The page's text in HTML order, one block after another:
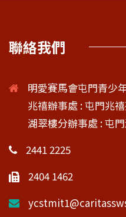
聯絡我們
明愛賽馬會屯門青少
兆禧辦事處 : 屯門兆
湖翠樓分辦事處 : 屯
2441 2225
2404 1462